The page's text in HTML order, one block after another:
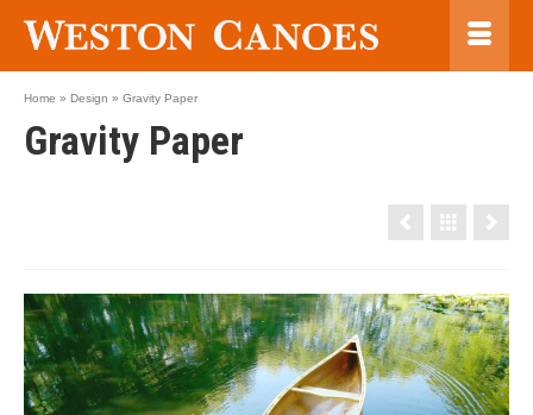
Home » Design » Gravity Paper
Gravity Paper